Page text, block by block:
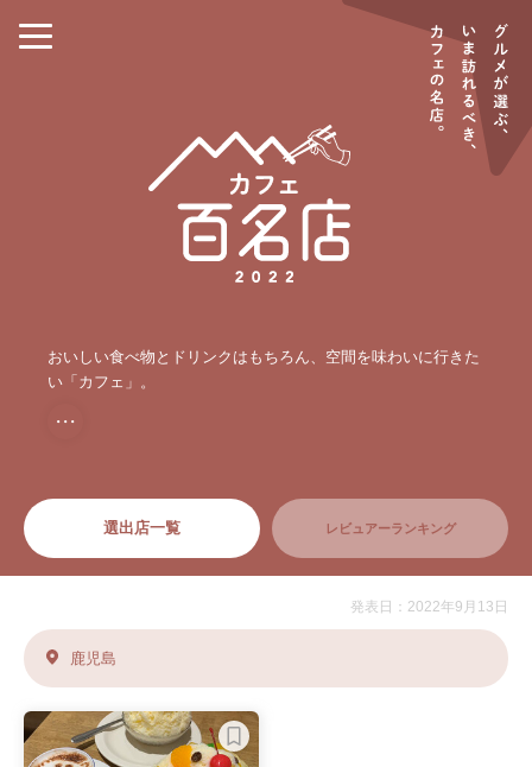
おいしい食べ物とドリンクはもちろん、空間を味わいに行きた
い「カフェ」。
・・・
選出店一覧 レビュアーランキング
発表日：2022年9月13日
鹿児島